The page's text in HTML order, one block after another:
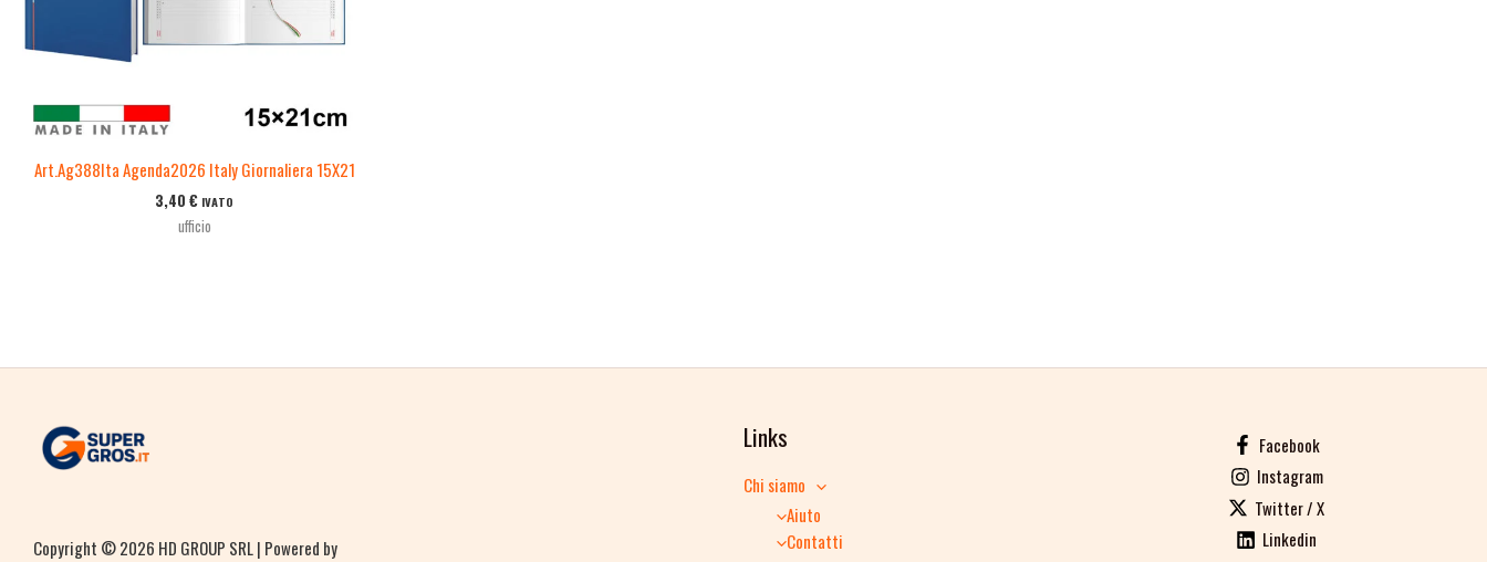
Art.Ag388Ita Agenda2026 Italy Giornaliera 15X21
3,40 € IVATO
ufficio
Copyright © 2026 HD GROUP SRL | Powered by
Links
Chi siamo
Aiuto
Contatti
Facebook
Instagram
Twitter / X
Linkedin